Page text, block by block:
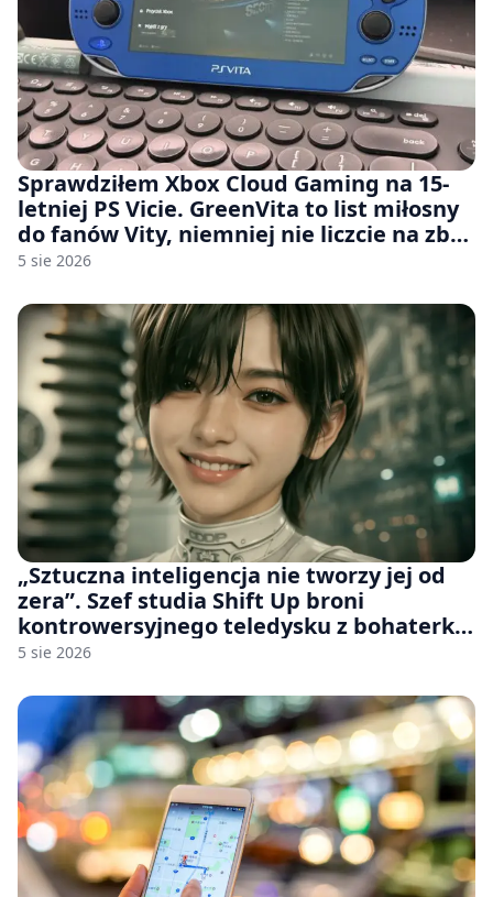
Sprawdziłem Xbox Cloud Gaming na 15-
letniej PS Vicie. GreenVita to list miłosny
do fanów Vity, niemniej nie liczcie na zbyt
wiele [FELIETON]
5 sie 2026
„Sztuczna inteligencja nie tworzy jej od
zera”. Szef studia Shift Up broni
kontrowersyjnego teledysku z bohaterką
Stellar Blade: Blood Rain
5 sie 2026